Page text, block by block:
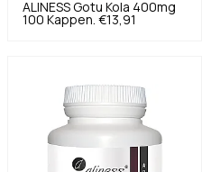
ALINESS Gotu Kola 400mg
100 Kappen. €13,91